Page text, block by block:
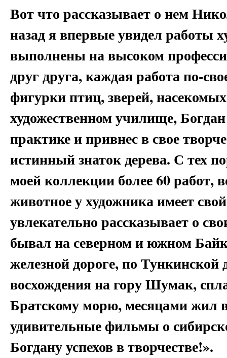
Вот что рассказывает о нем
назад я впервые увидел работы
выполнены на высоком
друг друга, каждая работа по-
фигурки птиц, зверей,
художественном училище,
практике и привнес в свое
истинный знаток дерева. С тех
моей коллекции более 60 работ,
животное у художника имеет
увлекательно рассказывает о
бывал на северном и южном
железной дороге, по
восхождения на гору Шумак,
Братскому морю, месяцами жил
удивительные фильмы о
Богдану успехов в творчестве!».